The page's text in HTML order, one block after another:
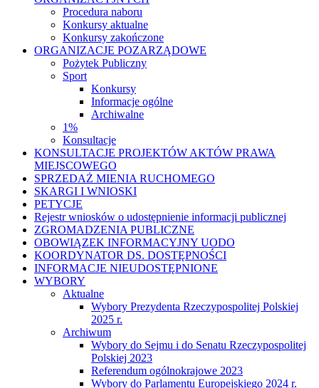
Procedura naboru
Konkursy aktualne
Konkursy zakończone
ORGANIZACJE POZARZĄDOWE
Pożytek Publiczny
Sport
Konkursy
Informacje ogólne
Archiwalne
1%
Konsultacje
KONSULTACJE PROJEKTÓW AKTÓW PRAWA
MIEJSCOWEGO
SPRZEDAŻ MIENIA RUCHOMEGO
SKARGI I WNIOSKI
PETYCJE
Rejestr wniosków o udostępnienie informacji publicznej
ZGROMADZENIA PUBLICZNE
OBOWIĄZEK INFORMACYJNY UODO
KOORDYNATOR DS. DOSTĘPNOŚCI
INFORMACJE NIEUDOSTĘPNIONE
WYBORY
Aktualne
Wybory Prezydenta Rzeczypospolitej Polskiej
2025 r.
Archiwum
Wybory do Sejmu i do Senatu Rzeczypospolitej
Polskiej 2023
Referendum ogólnokrajowe 2023
Wybory do Parlamentu Europejskiego 2024 r.